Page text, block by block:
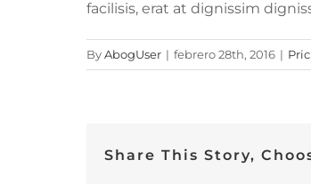
facilisis, erat at dignissim
ByAbogUser | febrero 28th, 2016 |
Share This Story,